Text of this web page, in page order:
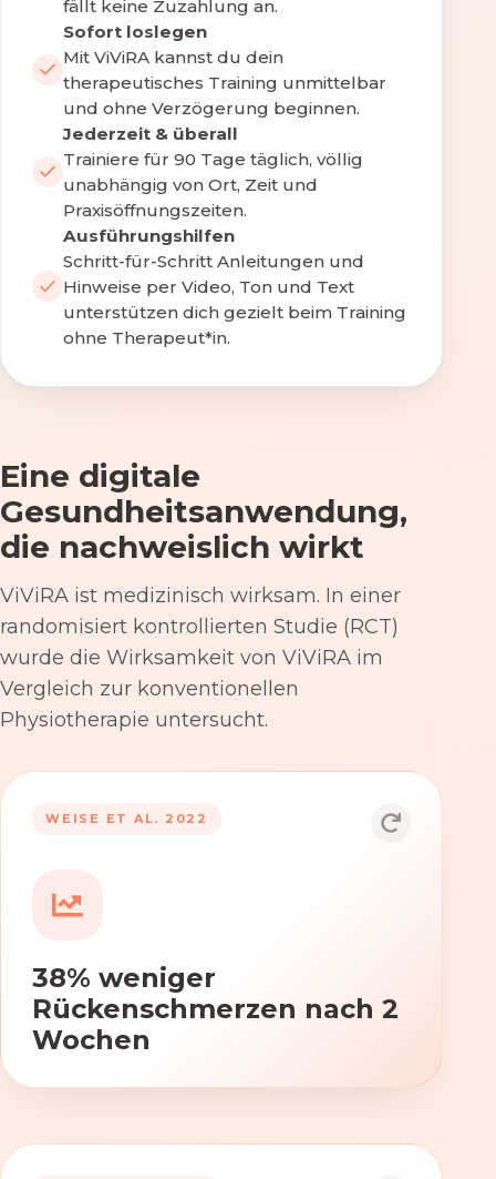
fällt keine Zuzahlung an.
Sofort loslegen
Mit ViViRA kannst du dein
therapeutisches Training unmittelbar
und ohne Verzögerung beginnen.
Jederzeit & überall
Trainiere für 90 Tage täglich, völlig
unabhängig von Ort, Zeit und
Praxisöffnungszeiten.
Ausführungshilfen
Schritt-für-Schritt Anleitungen und
Hinweise per Video, Ton und Text
unterstützen dich gezielt beim Training
ohne Therapeut*in.
Eine digitale
Gesundheitsanwendung,
die nachweislich wirkt
ViViRA ist medizinisch wirksam. In einer
randomisiert kontrollierten Studie (RCT)
wurde die Wirksamkeit von ViViRA im
Vergleich zur konventionellen
Physiotherapie untersucht.
WEISE ET AL. 2022
38% weniger
Rückenschmerzen nach 2
Wochen
53% nach 12 Wochen